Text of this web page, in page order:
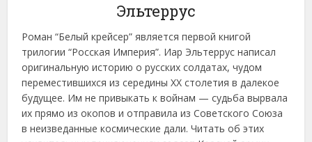
Эльтеррус
Роман “Белый крейсер” является первой книгой
трилогии “Росская Империя”. Иар Эльтеррус написал
оригинальную историю о русских солдатах, чудом
переместившихся из середины XX столетия в далекое
будущее. Им не привыкать к войнам — судьба вырвала
их прямо из окопов и отправила из Советского Союза
в неизведанные космические дали. Читать об этих